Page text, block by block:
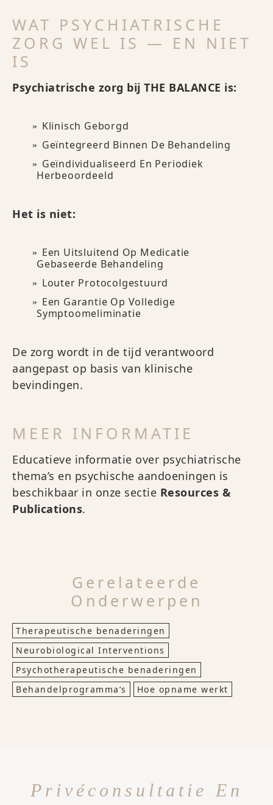
WAT PSYCHIATRISCHE
ZORG WEL IS — EN NIET
IS
Psychiatrische zorg bij THE BALANCE is:
Klinisch Geborgd
Geïntegreerd Binnen De Behandeling
Geïndividualiseerd En Periodiek
Herbeoordeeld
Het is niet:
Een Uitsluitend Op Medicatie
Gebaseerde Behandeling
Louter Protocolgestuurd
Een Garantie Op Volledige
Symptoomeliminatie
De zorg wordt in de tijd verantwoord
aangepast op basis van klinische
bevindingen.
MEER INFORMATIE
Educatieve informatie over psychiatrische
thema’s en psychische aandoeningen is
beschikbaar in onze sectie Resources &
Publications.
Gerelateerde
Onderwerpen
Therapeutische benaderingen
Neurobiological Interventions
Psychotherapeutische benaderingen
Behandelprogramma’s
Hoe opname werkt
Privéconsultatie En